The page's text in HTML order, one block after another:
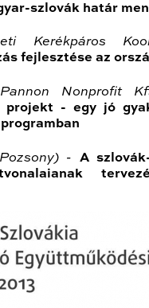
szlovák határ
Kerékpáros
fejlesztése az
Pannon Nonprofit
projekt - egy jó
- A